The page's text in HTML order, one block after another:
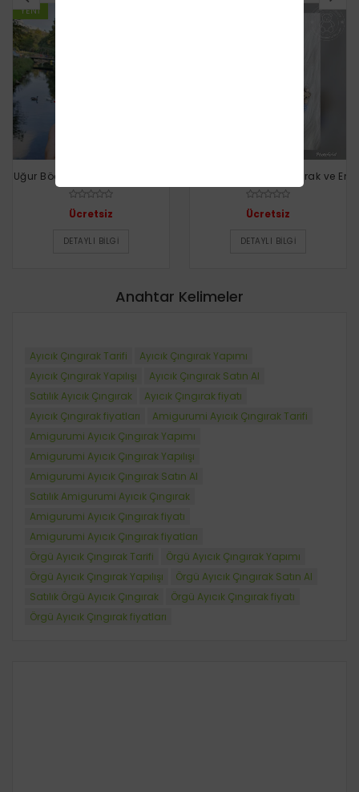
YENI
Uğur Böceği Cadella Çıngırak
Ücretsiz
DETAYLI BILGI
Balyanak Ayıcık Çıngırak ve
Ücretsiz
DETAYLI BILGI
Anahtar Kelimeler
Ayıcık Çıngırak Tarifi
Ayıcık Çıngırak Yapımı
Ayıcık Çıngırak Yapılışı
Ayıcık Çıngırak Satın Al
Satılık Ayıcık Çıngırak
Ayıcık Çıngırak fiyatı
Ayıcık Çıngırak fiyatları
Amigurumi Ayıcık Çıngırak Tarifi
Amigurumi Ayıcık Çıngırak Yapımı
Amigurumi Ayıcık Çıngırak Yapılışı
Amigurumi Ayıcık Çıngırak Satın Al
Satılık Amigurumi Ayıcık Çıngırak
Amigurumi Ayıcık Çıngırak fiyatı
Amigurumi Ayıcık Çıngırak fiyatları
Örgü Ayıcık Çıngırak Tarifi
Örgü Ayıcık Çıngırak Yapımı
Örgü Ayıcık Çıngırak Yapılışı
Örgü Ayıcık Çıngırak Satın Al
Satılık Örgü Ayıcık Çıngırak
Örgü Ayıcık Çıngırak fiyatı
Örgü Ayıcık Çıngırak fiyatları